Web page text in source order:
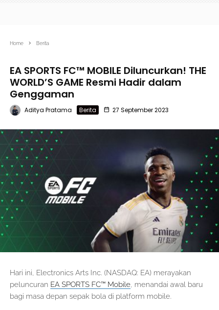
Home Berita
EA SPORTS FC™ MOBILE Diluncurkan! THE
WORLD’S GAME Resmi Hadir dalam
Genggaman
Aditya Pratama Berita 27 September 2023
Hari ini, Electronics Arts Inc. (NASDAQ: EA) merayakan
peluncuran EA SPORTS FC™ Mobile, menandai awal baru
bagi masa depan sepak bola di platform mobile.